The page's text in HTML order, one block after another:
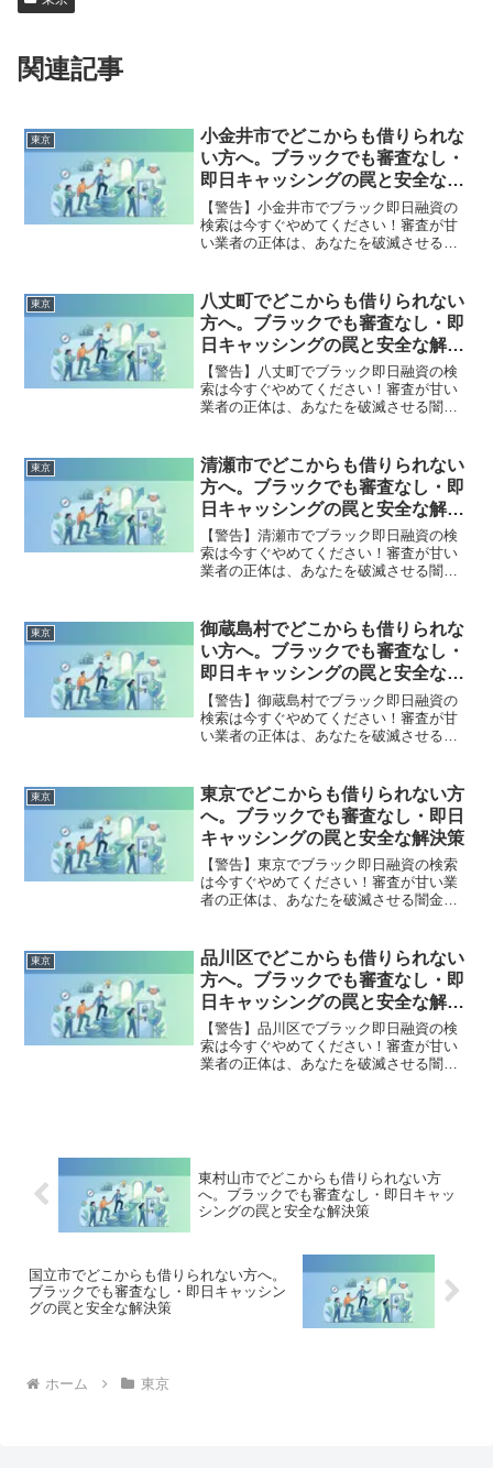
関連記事
東京
小金井市でどこからも借りられな
い方へ。ブラックでも審査なし・
即日キャッシングの罠と安全な解
決策
【警告】小金井市でブラック即日融資の
検索は今すぐやめてください！審査が甘
い業者の正体は、あなたを破滅させる闇
小金井市で違法業者を避け、借金地獄か
ら抜け出した方々の実体験と確実な解決
策を完全公開。
東京
八丈町でどこからも借りられない
方へ。ブラックでも審査なし・即
日キャッシングの罠と安全な解決
策
【警告】八丈町でブラック即日融資の検
索は今すぐやめてください！審査が甘い
業者の正体は、あなたを破滅させる闇金
町で違法業者を避け、借金地獄から抜け
出した方々の実体験と確実な解決策を完
全公開。
東京
清瀬市でどこからも借りられない
方へ。ブラックでも審査なし・即
日キャッシングの罠と安全な解決
策
【警告】清瀬市でブラック即日融資の検
索は今すぐやめてください！審査が甘い
業者の正体は、あなたを破滅させる闇金
市で違法業者を避け、借金地獄から抜け
出した方々の実体験と確実な解決策を完
全公開。
東京
御蔵島村でどこからも借りられな
い方へ。ブラックでも審査なし・
即日キャッシングの罠と安全な解
決策
【警告】御蔵島村でブラック即日融資の
検索は今すぐやめてください！審査が甘
い業者の正体は、あなたを破滅させる闇
御蔵島村で違法業者を避け、借金地獄か
ら抜け出した方々の実体験と確実な解決
策を完全公開。
東京
東京でどこからも借りられない方
へ。ブラックでも審査なし・即日
キャッシングの罠と安全な解決策
【警告】東京でブラック即日融資の検索
は今すぐやめてください！審査が甘い業
者の正体は、あなたを破滅させる闇金で
違法業者を避け、借金地獄から抜け出し
た方々の実体験と確実な解決策を完全公
開。
東京
品川区でどこからも借りられない
方へ。ブラックでも審査なし・即
日キャッシングの罠と安全な解決
策
【警告】品川区でブラック即日融資の検
索は今すぐやめてください！審査が甘い
業者の正体は、あなたを破滅させる闇金
東村山市でどこからも借りられない方
へ。ブラックでも審査なし・即日キャッ
シングの罠と安全な解決策
国立市でどこからも借りられない方へ。
ブラックでも審査なし・即日キャッシン
グの罠と安全な解決策
ホーム 東京